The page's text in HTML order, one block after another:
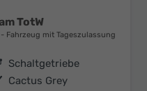
TotW
Fahrzeug mit Tageszulassung
Schaltgetriebe
Cactus Grey